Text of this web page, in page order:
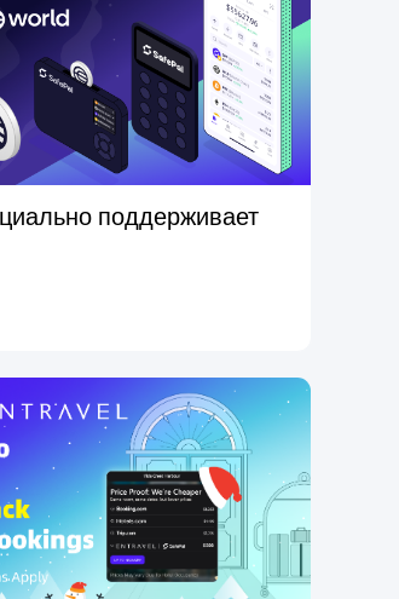
поддерживает